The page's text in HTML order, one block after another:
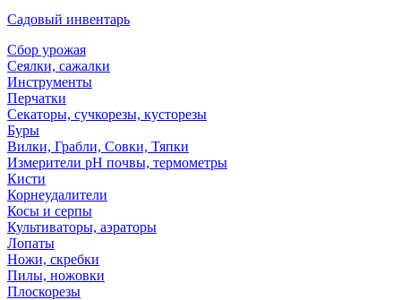
Садовый инвентарь
Сбор урожая
Сеялки, сажалки
Инструменты
Перчатки
Секаторы, сучкорезы, кусторезы
Буры
Вилки, Грабли, Совки, Тяпки
Измерители pH почвы, термометры
Кисти
Корнеудалители
Косы и серпы
Культиваторы, аэраторы
Лопаты
Ножи, скребки
Пилы, ножовки
Плоскорезы